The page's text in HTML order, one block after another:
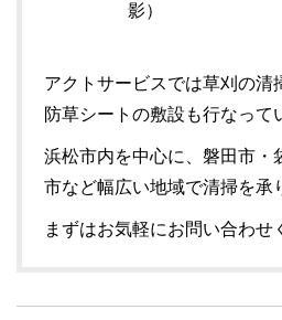
影）
アクトサービスでは草刈の清
防草シートの敷設も行なって
浜松市内を中心に、磐田市・
市など幅広い地域で清掃を承
まずはお気軽にお問い合わせ